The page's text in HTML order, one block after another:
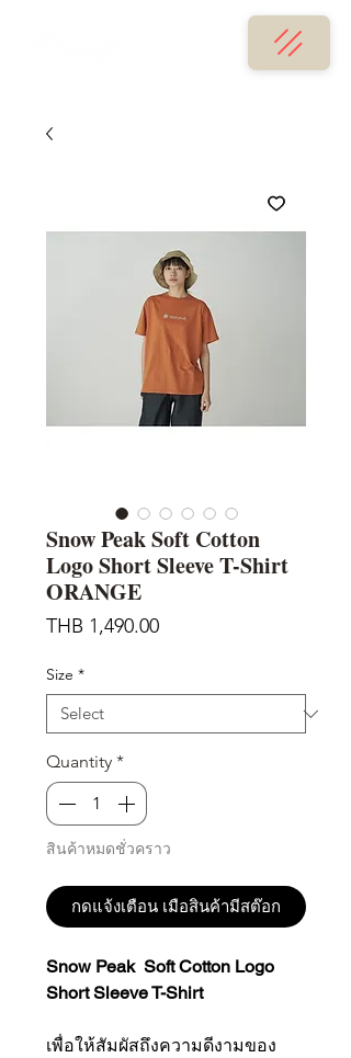
Snow Peak Soft Cotton
Logo Short Sleeve T-Shirt
ORANGE
THB 1,490.00Price
Size *
Quantity *
สินค้าหมดชั่วคราว
กดแจ้งเตือน เมือสินค้ามีสต๊อก
Snow Peak Soft Cotton Logo
Short Sleeve T-Shirt
เพื่อให้สัมผัสถึงความดีงามของ